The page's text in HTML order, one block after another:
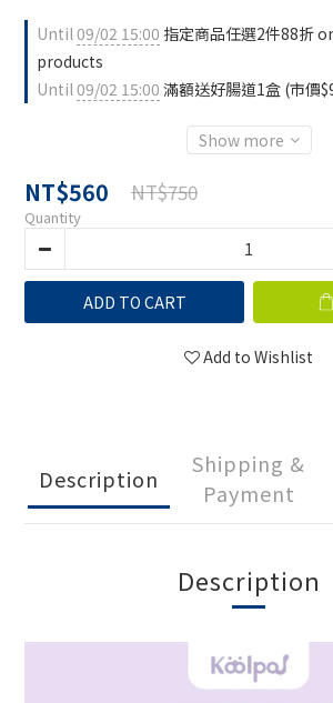
Until09/02 15:00 指定商品任選2件88折
products
Until09/02 15:00 滿額送好腸道1盒 (市價
Show more
NT$560 NT$750
Quantity
ADD TO CART
Add to Wishlist
Description
Shipping &
Payment
Description